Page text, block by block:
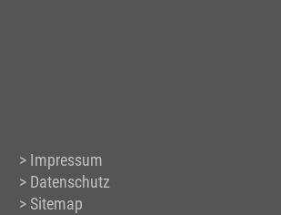
Impressum
Datenschutz
Sitemap